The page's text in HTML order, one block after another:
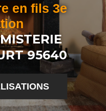
en fils 3e
95640